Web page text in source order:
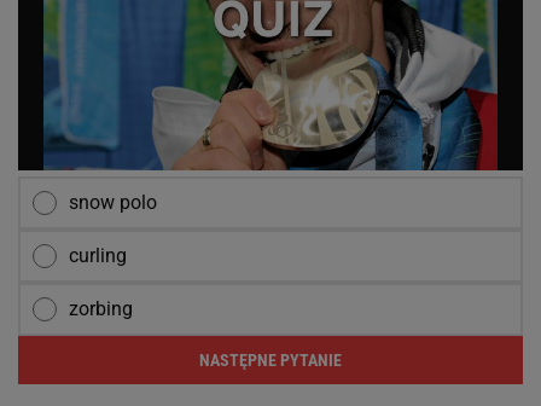
snow polo
curling
zorbing
NASTĘPNE PYTANIE